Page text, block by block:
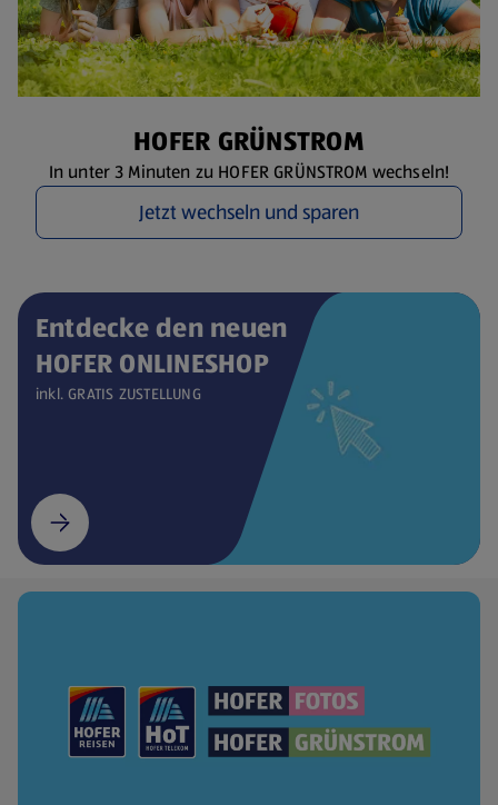
HOFER GRÜNSTROM
In unter 3 Minuten zu HOFER GRÜNSTROM wechseln!
Jetzt wechseln und sparen
Entdecke den neuen
HOFER ONLINESHOP
inkl. GRATIS ZUSTELLUNG
(öffnet in einem neuen Tab)